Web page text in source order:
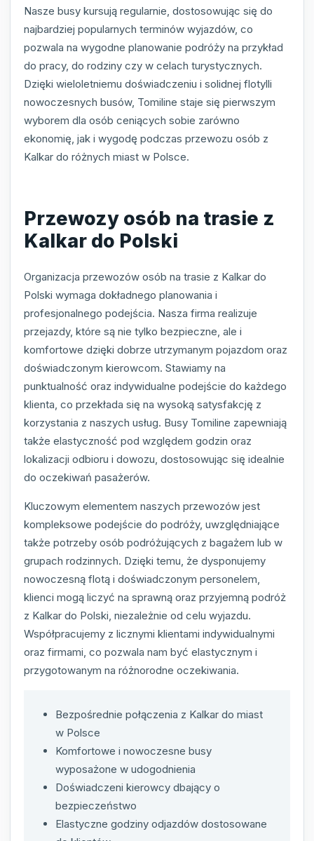
Nasze busy kursują regularnie, dostosowując się do
najbardziej popularnych terminów wyjazdów, co
pozwala na wygodne planowanie podróży na przykład
do pracy, do rodziny czy w celach turystycznych.
Dzięki wieloletniemu doświadczeniu i solidnej flotylli
nowoczesnych busów, Tomiline staje się pierwszym
wyborem dla osób ceniących sobie zarówno
ekonomię, jak i wygodę podczas przewozu osób z
Kalkar do różnych miast w Polsce.
Przewozy osób na trasie z
Kalkar do Polski
Organizacja przewozów osób na trasie z Kalkar do
Polski wymaga dokładnego planowania i
profesjonalnego podejścia. Nasza firma realizuje
przejazdy, które są nie tylko bezpieczne, ale i
komfortowe dzięki dobrze utrzymanym pojazdom oraz
doświadczonym kierowcom. Stawiamy na
punktualność oraz indywidualne podejście do każdego
klienta, co przekłada się na wysoką satysfakcję z
korzystania z naszych usług. Busy Tomiline zapewniają
także elastyczność pod względem godzin oraz
lokalizacji odbioru i dowozu, dostosowując się idealnie
do oczekiwań pasażerów.
Kluczowym elementem naszych przewozów jest
kompleksowe podejście do podróży, uwzględniające
także potrzeby osób podróżujących z bagażem lub w
grupach rodzinnych. Dzięki temu, że dysponujemy
nowoczesną flotą i doświadczonym personelem,
klienci mogą liczyć na sprawną oraz przyjemną podróż
z Kalkar do Polski, niezależnie od celu wyjazdu.
Współpracujemy z licznymi klientami indywidualnymi
oraz firmami, co pozwala nam być elastycznym i
przygotowanym na różnorodne oczekiwania.
Bezpośrednie połączenia z Kalkar do miast
w Polsce
Komfortowe i nowoczesne busy
wyposażone w udogodnienia
Doświadczeni kierowcy dbający o
bezpieczeństwo
Elastyczne godziny odjazdów dostosowane